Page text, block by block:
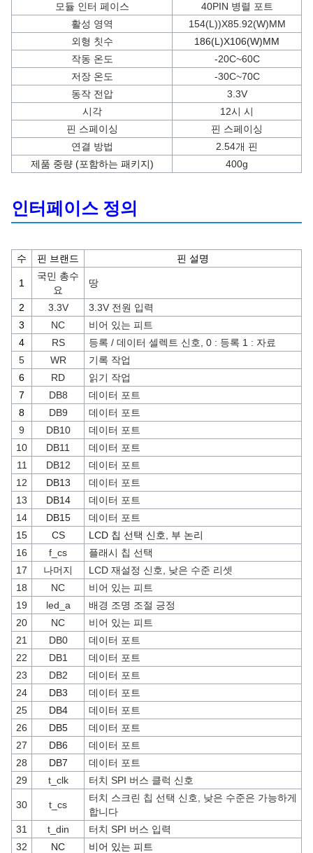
모듈 인터 페이스
40PIN 병렬 포트
활성 영역
154(L))X85.92(W)MM
외형 칫수
186(L)X106(W)MM
작동 온도
-20C~60C
저장 온도
-30C~70C
동작 전압
3.3V
시각
12시 시
핀 스페이싱
핀 스페이싱
연결 방법
2.54개 핀
제품 중량 (포함하는 패키지)
400g
인터페이스 정의
수 핀 브랜드 핀 설명
1
국민 총수
요
땅
2 3.3V
3.3V 전원 입력
3
NC
비어 있는 피트
4
RS
등록 / 데이터 셀렉트 신호, 0 : 등록 1 : 자료
5
WR
기록 작업
6
RD
읽기 작업
7
DB8
데이터 포트
8
DB9
데이터 포트
9
DB10
데이터 포트
10
DB11
데이터 포트
11
DB12
데이터 포트
12
DB13
데이터 포트
13
DB14
데이터 포트
14
DB15
데이터 포트
15
CS
LCD 칩 선택 신호, 부 논리
16
f_cs
플래시 칩 선택
17
나머지
LCD 재설정 신호, 낮은 수준 리셋
18
NC
비어 있는 피트
19
led_a
배경 조명 조절 긍정
20
NC
비어 있는 피트
21
DB0
데이터 포트
22
DB1
데이터 포트
23
DB2
데이터 포트
24
DB3
데이터 포트
25
DB4
데이터 포트
26
DB5
데이터 포트
27
DB6
데이터 포트
28
DB7
데이터 포트
29
t_clk 터치 SPI 버스 클럭 신호
30 t_cs
터치 스크린 칩 선택 신호, 낮은 수준은 가능하게
합니다
31
t_din
터치 SPI 버스 입력
32
NC
비어 있는 피트